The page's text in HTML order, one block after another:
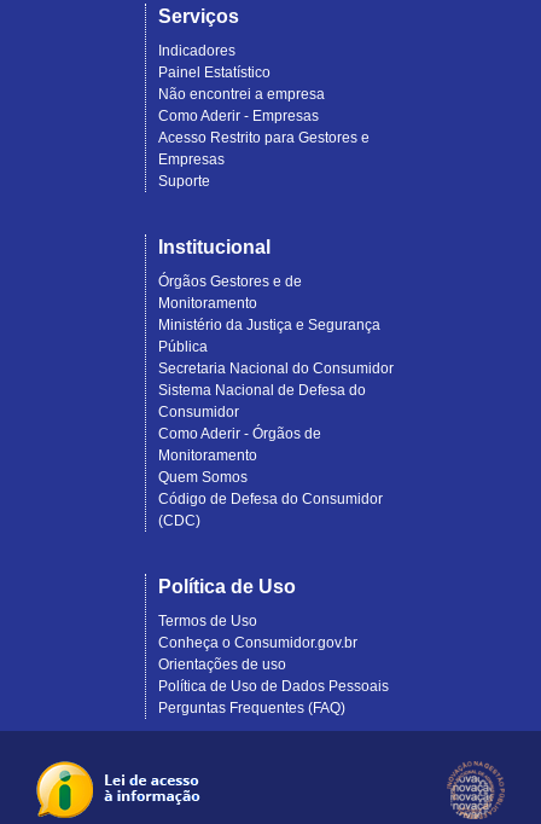
Serviços
Indicadores
Painel Estatístico
Não encontrei a empresa
Como Aderir - Empresas
Acesso Restrito para Gestores e
Empresas
Suporte
Institucional
Órgãos Gestores e de
Monitoramento
Ministério da Justiça e Segurança
Pública
Secretaria Nacional do Consumidor
Sistema Nacional de Defesa do
Consumidor
Como Aderir - Órgãos de
Monitoramento
Quem Somos
Código de Defesa do Consumidor
(CDC)
Política de Uso
Termos de Uso
Conheça o Consumidor.gov.br
Orientações de uso
Política de Uso de Dados Pessoais
Perguntas Frequentes (FAQ)